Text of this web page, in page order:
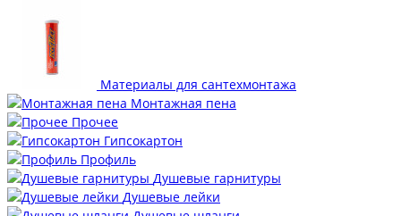
Материалы для сантехмонтажа
Монтажная пена
Прочее
Гипсокартон
Профиль
Душевые гарнитуры
Душевые лейки